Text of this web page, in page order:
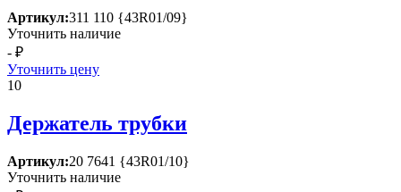
Артикул:311 110 {43R01/09}
Уточнить наличие
- ₽
Уточнить цену
10
Держатель трубки
Артикул:20 7641 {43R01/10}
Уточнить наличие